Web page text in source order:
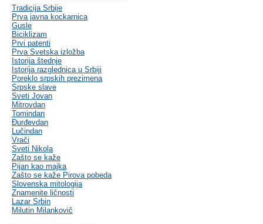
Tradicija Srbije
Prva javna kockarnica
Gusle
Biciklizam
Prvi patenti
Prva Svetska izložba
Istorija štednje
Istorija razglednica u Srbiji
Poreklo srpskih prezimena
Srpske slave
Sveti Jovan
Mitrovdan
Tomindan
Đurđevdan
Lučindan
Vrači
Sveti Nikola
Zašto se kaže
Pijan kao majka
Zašto se kaže Pirova pobeda
Slovenska mitologija
Znamenite ličnosti
Lazar Srbin
Milutin Milankovič